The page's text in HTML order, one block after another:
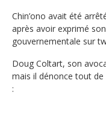
Chin’ono avait été
après avoir exprimé
gouvernementale sur
Doug Coltart, son
mais il dénonce tout
: